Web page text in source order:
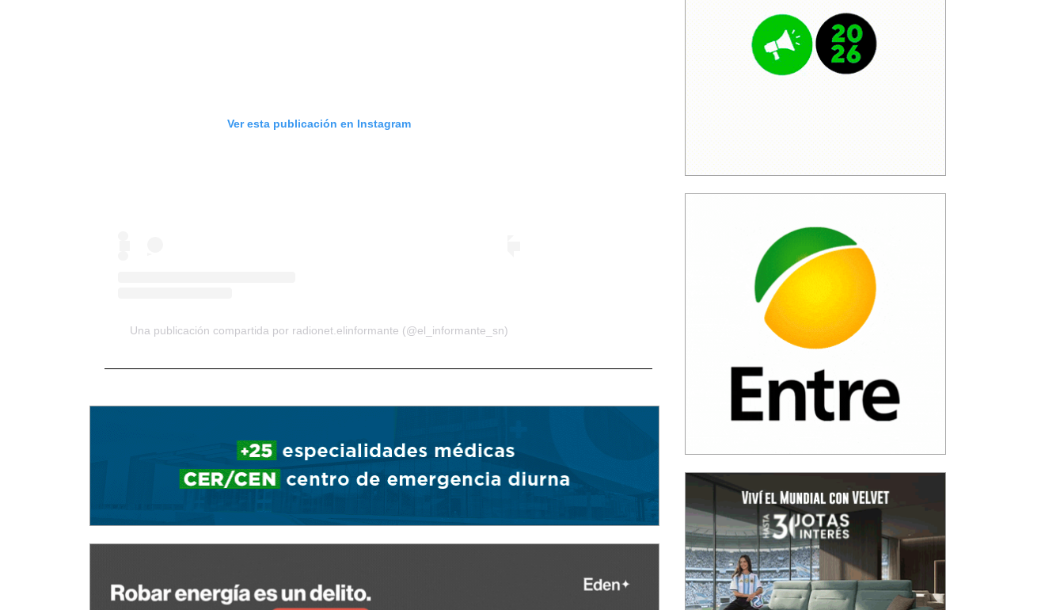
Ver esta publicación en Instagram
Una publicación compartida por radionet.elinformante (@el_informante_sn)